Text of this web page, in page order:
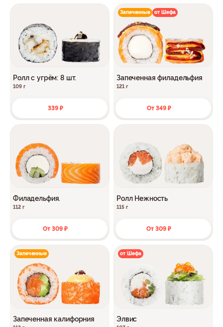
Ролл с угрём: 8 шт.
109 г
339 ₽
Запеченные от Шефа
Запеченная филадельфия
121 г
От 349 ₽
Филадельфия.
112 г
От 309 ₽
Ролл Нежность
115 г
От 309 ₽
Запеченные
Запеченная калифорния
от Шефа
Элвис